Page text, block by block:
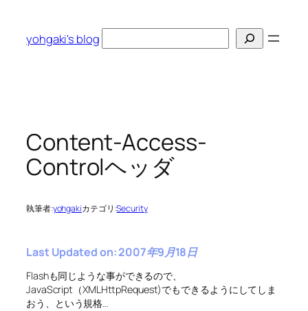
yohgaki's blog
索
Content-Access-
Controlヘッダ
執筆者:yohgakiカテゴリ:Security
Last Updated on: 2007年9月18日
Flashも同じような事ができるので、
JavaScript（XMLHttpRequest)でもできるようにしてしま
おう、という規格…